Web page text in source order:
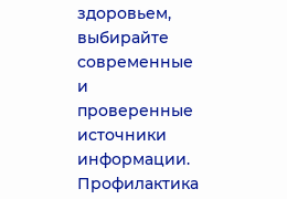
здоровьем,
выбирайте
современные
и
проверенные
источники
информации.
Профилактика